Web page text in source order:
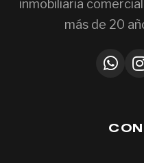
inmobiliaria
más de 20